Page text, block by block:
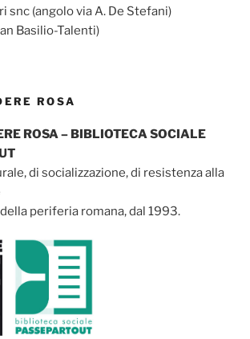
snc (angolo via A. De Stefani)
Basilio-Talenti)
ROSA
ROSA – BIBLIOTECA SOCIALE
di socializzazione, di resistenza alla
periferia romana, dal 1993.